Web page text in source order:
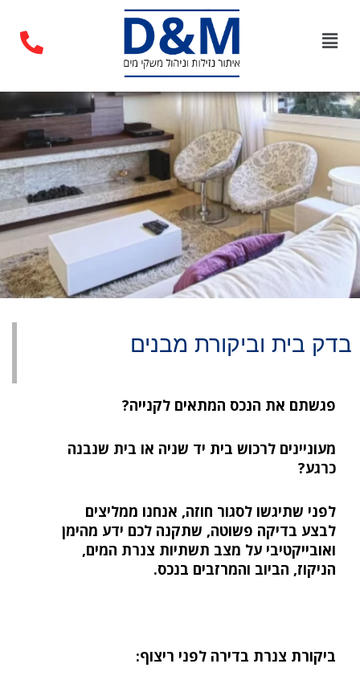
בדק בית וביקורת מבנים
פגשתם את הנכס המתאים לקנייה?
מעוניינים לרכוש בית יד שניה או בית שנבנה
כרגע?
לפני שתיגשו לסגור חוזה, אנחנו ממליצים
לבצע בדיקה פשוטה, שתקנה לכם ידע מהימן
ואובייקטיבי על מצב תשתיות צנרת המים,
הניקוז, הביוב והמרזבים בנכס.
ביקורת צנרת בדירה לפני ריצוף: